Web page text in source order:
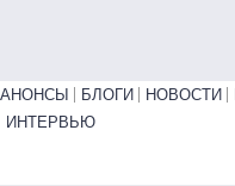
Primary links bottom
АНОНСЫ БЛОГИ НОВОСТИ
ИНТЕРВЬЮ